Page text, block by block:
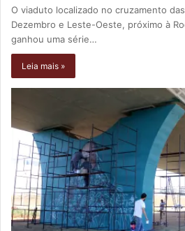
O viaduto localizado no cruzamento
Dezembro e Leste-Oeste, próximo à
ganhou uma série…
Leia mais »